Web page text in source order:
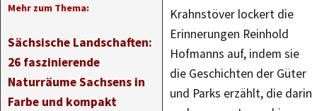
Mehr zum Thema:
Sächsische Landschaften:
26 faszinierende
Naturräume Sachsens in
Farbe und kompakt
Krahnstöver lockert die
Erinnerungen Reinhold
Hofmanns auf, indem sie
die Geschichten der Güter
und Parks erzählt, die darin